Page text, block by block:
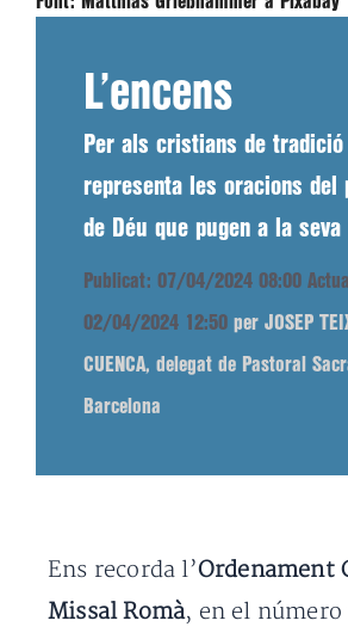
L’encens
Per als cristians de tradició
representa les oracions del
de Déu que pugen a la seva
Publicat: 07/04/2024 08:00
02/04/2024 12:50 per JOSEP
CUENCA, delegat de Pastoral
Barcelona
Ens recorda l’Ordenament
Missal Romà, en el número